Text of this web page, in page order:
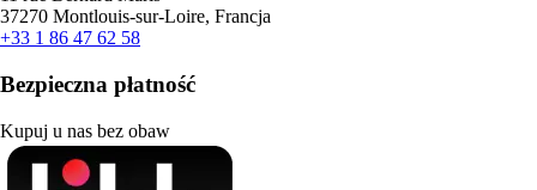
37270 Montlouis-sur-Loire, Francja
+33 1 86 47 62 58
Bezpieczna płatność
Kupuj u nas bez obaw